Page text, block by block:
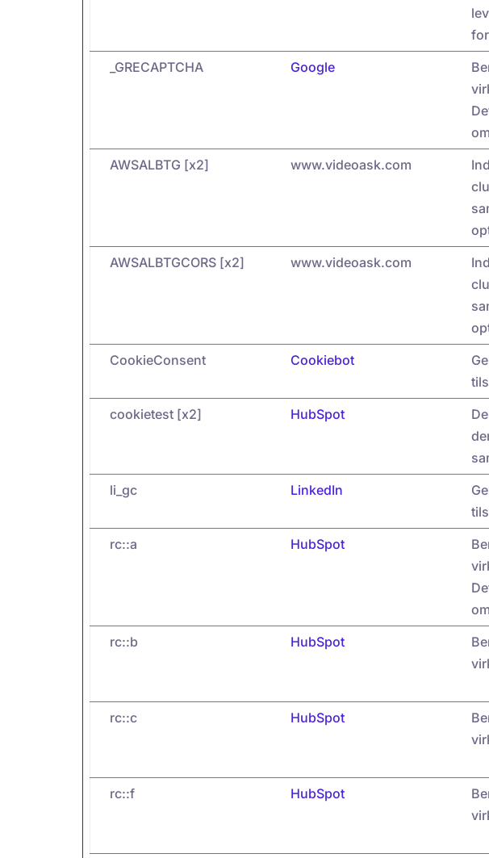
_GRECAPTCHA
Google
AWSALBTG [x2] www.videoask.com
AWSALBTGCORS [x2] www.videoask.com
CookieConsent Cookiebot
cookietest [x2]
HubSpot
li_gc LinkedIn
rc::a
HubSpot
rc::b HubSpot
rc::c
HubSpot
rc::f
HubSpot